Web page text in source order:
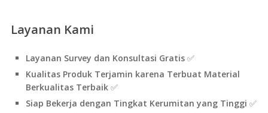
Layanan Kami
Layanan Survey dan Konsultasi Gratis ✅
Kualitas Produk Terjamin karena Terbuat Material
Berkualitas Terbaik ✅
Siap Bekerja dengan Tingkat Kerumitan yang Tinggi ✅